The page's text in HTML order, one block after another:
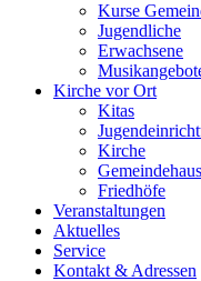
Kurse
Jugendliche
Erwachsene
Kirche vor Ort
Kitas
Kirche
Gemeindehaus
Friedhöfe
Veranstaltungen
Aktuelles
Service
Kontakt & Adressen